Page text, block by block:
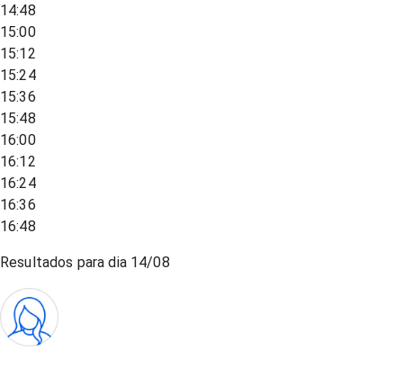
14:48
15:00
15:12
15:24
15:36
15:48
16:00
16:12
16:24
16:36
16:48
Resultados para dia 14/08